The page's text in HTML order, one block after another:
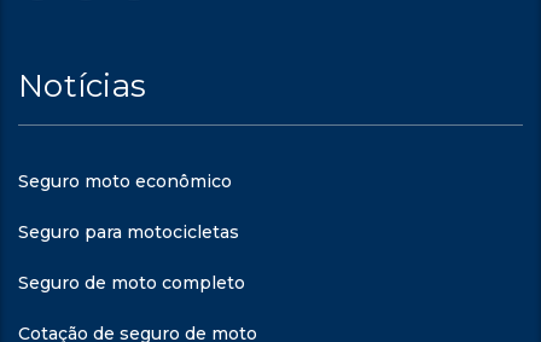
Notícias
Seguro moto econômico
Seguro para motocicletas
Seguro de moto completo
Cotação de seguro de moto